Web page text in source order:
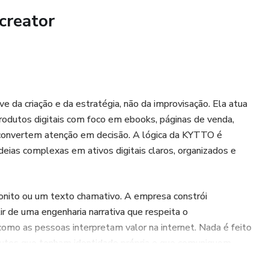
um dich herum beobachten, Übergangsphasen
gegenüber dem positionieren kannst, was in der
Der Menschlichen Reise In Zeiten Des Kosmischen
hinter deiner Reise in diesem neuen Zyklus stehen
da criação e da estratégia, não da improvisação. Ela atua
digitais com foco em ebooks, páginas de venda,
atenção em decisão. A lógica da KYTTO é
complexas em ativos digitais claros, organizados e
ou um texto chamativo. A empresa constrói
de uma engenharia narrativa que respeita o
as pessoas interpretam valor na internet. Nada é feito
que tenham identidade própria e que comuniquem